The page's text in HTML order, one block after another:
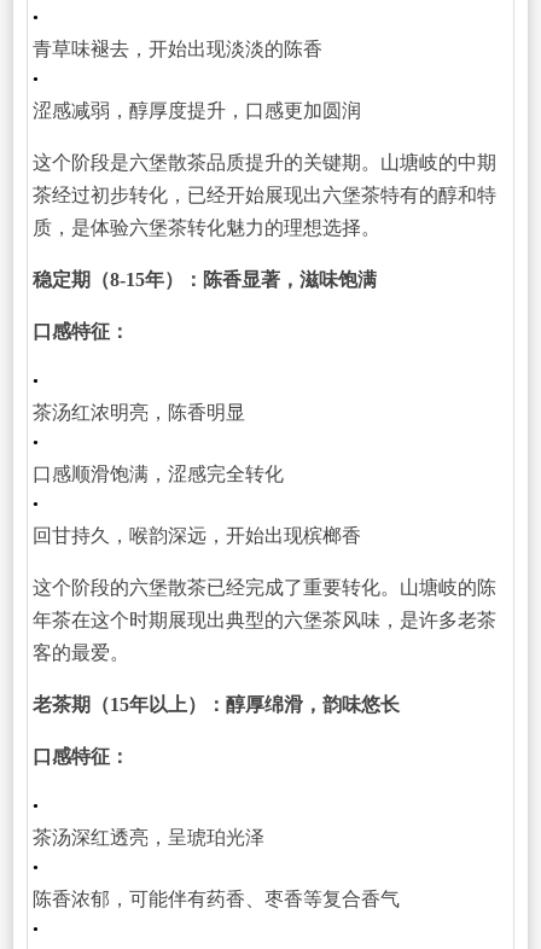
•
青草味褪去，开始出现淡淡的陈香
•
涩感减弱，醇厚度提升，口感更加圆润
这个阶段是六堡散茶品质提升的关键期。山塘岐的中期
茶经过初步转化，已经开始展现出六堡茶特有的醇和特
质，是体验六堡茶转化魅力的理想选择。
稳定期（8-15年）：陈香显著，滋味饱满
口感特征：
•
茶汤红浓明亮，陈香明显
•
口感顺滑饱满，涩感完全转化
•
回甘持久，喉韵深远，开始出现槟榔香
这个阶段的六堡散茶已经完成了重要转化。山塘岐的陈
年茶在这个时期展现出典型的六堡茶风味，是许多老茶
客的最爱。
老茶期（15年以上）：醇厚绵滑，韵味悠长
口感特征：
•
茶汤深红透亮，呈琥珀光泽
•
陈香浓郁，可能伴有药香、枣香等复合香气
•